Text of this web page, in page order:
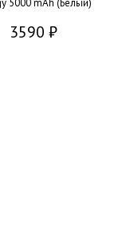
5000 mAh (Белый)
3590 ₽